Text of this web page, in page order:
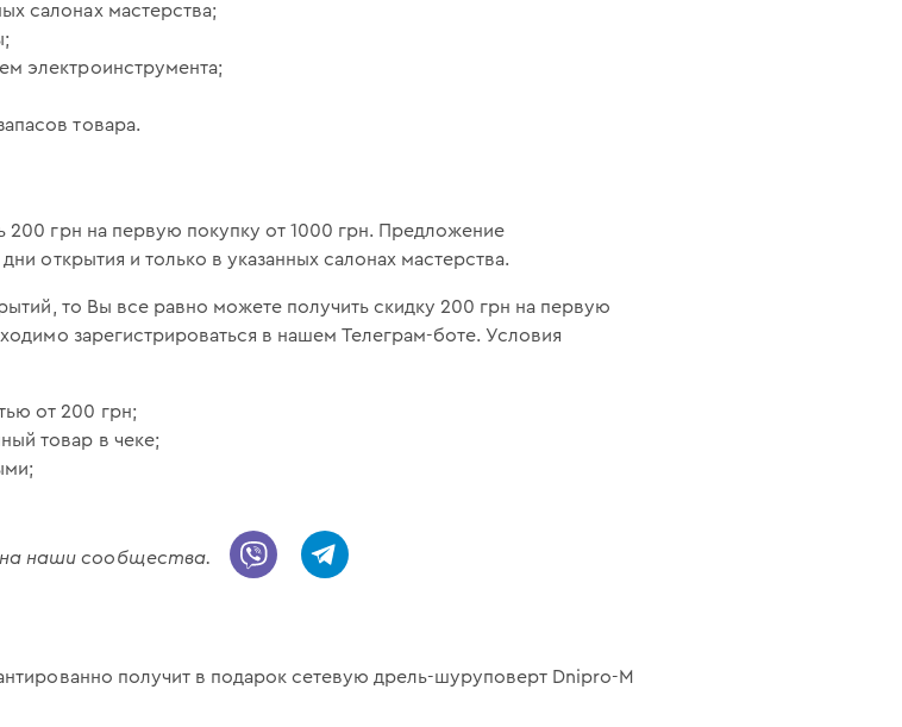
салонах мастерства;
электроинструмента;
товара.
200 грн на первую покупку от 1000 грн. Предложение
открытия и только в указанных салонах мастерства.
то Вы все равно можете получить скидку 200 грн на первую
зарегистрироваться в нашем Телеграм-боте. Условия
от 200 грн;
товар в чеке;
на наши сообщества.
получит в подарок сетевую дрель-шуруповерт Dnipro-M